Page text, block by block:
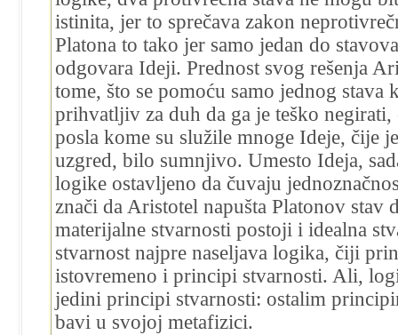
istinita, jer to sprečava zakon
Platona to tako jer samo jedan do
odgovara Ideji. Prednost svog rešenja
tome, što se pomoću samo jednog
prihvatljiv za duh da ga je teško negirati,
posla kome su služile mnoge Ideje, čije
uzgred, bilo sumnjivo.Umesto Ideja,
logike ostavljeno da čuvaju
znači da Aristotel napušta Platonov stav
materijalne stvarnosti postoji i idealna
stvarnost najpre naseljava logika, čiji
istovremeno i principi stvarnosti. Ali,
jedini principi stvarnosti: ostalim
bavi u svojoj metafizici.